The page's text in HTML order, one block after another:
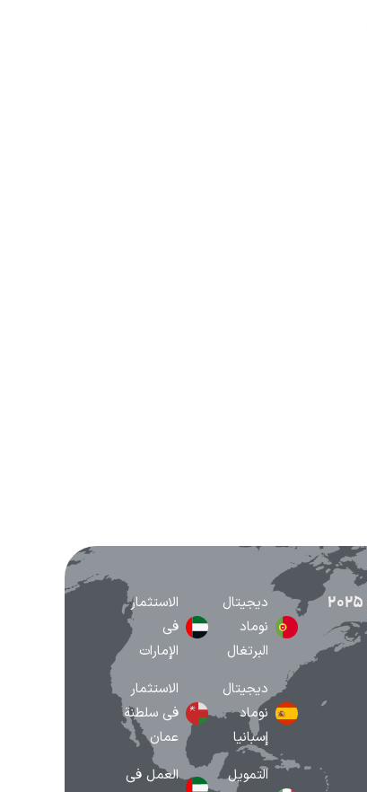
ديجيتال
نوماد
البرتغال
ديجيتال
نوماد
إسبانيا
التمويل
الاستثمار
في
الإمارات
الاستثمار
في سلطنة
عمان
العمل في